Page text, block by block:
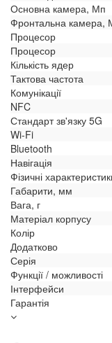
Основна камера, Мп
Фронтальна камера,
Процесор
Процесор
Кількість ядер
Тактова частота
Комунікації
NFC
Стандарт зв'язку 5G
Wi-Fi
Bluetooth
Навігація
Фізичні
Габарити, мм
Вага, г
Матеріал корпусу
Колір
Додатково
Серія
Функції / можливості
Інтерфейси
Гарантія